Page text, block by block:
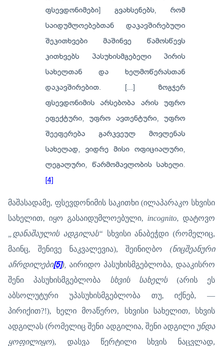
ფსევდონიმები] გვახსენებს, რომ
საიდუმლოებებთან დაკავშირებული
შეკითხვები მაშინვე წამოსწევს
კითხვებს პასუხისმგებელი პირის
სახელთან და ხელმოწერასთან
დაკავშირებით. [...] ზოგჯერ
ფსევდონიმის არსებობა არის უფრო
ეფექტური, უფრო ავთენტური, უფრო
შეეფერება გარკვეულ მოვლენას
სახელად, ვიდრე მისი ოფიციალური,
ლეგალური, წარმომავლობის სახელი.
[4]
მაშასადამე, ფსევდონიმის საკითხი (ილაპარაკო სხვისი
სახელით, იყო გასაიდუმლოებული, incognito, დატოვო
„დანაშაულის ადგილას“ სხვისი ანაბეჭდი (რომელიც,
მაინც, შენივე ნაკვალევია), შეინიღბო (ნიცშეანური
აჩრდილები[5]), აირიდო პასუხისმგებლობა, დააკისრო
შენი პასუხისმგებლობა სხვის სახელს(არის ეს
აბსოლუტური უპასუხისმგებლობა თუ, იქნებ, —
პირიქით?!), ხელი მოაწერო, სხვისი სახელით, სხვის
ადგილას (რომელიც შენი ადგილია, შენი ადგილი უნდა
ყოფილიყო), დასვა წერტილი სხვის ნაცვლად,